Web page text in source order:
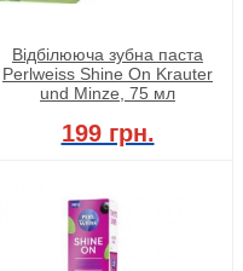
Відбілююча зубна паста
Perlweiss Shine On Krauter
und Minze, 75 мл
199 грн.